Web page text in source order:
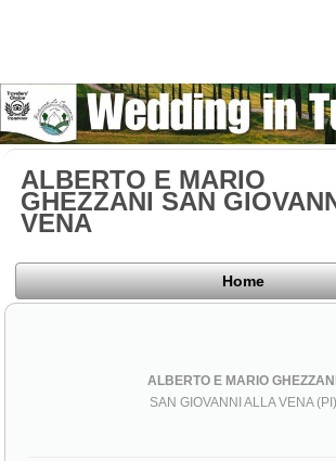
ALBERTO E MARIO
GHEZZANI SAN
VENA
Home
ALBERTO E MARIO
SAN GIOVANNI ALLA VENA (PI)